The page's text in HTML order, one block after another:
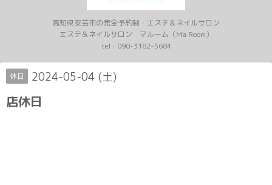
高知県安芸市の完全予約制・エステ＆ネイルサロン
エステ＆ネイルサロン マルーム（Ma Room）
tel : 090-3182-5684
休日 2024-05-04 (土)
店休日